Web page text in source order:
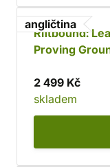
angličtina
Riftbound:
Proving
2 499 Kč
skladem